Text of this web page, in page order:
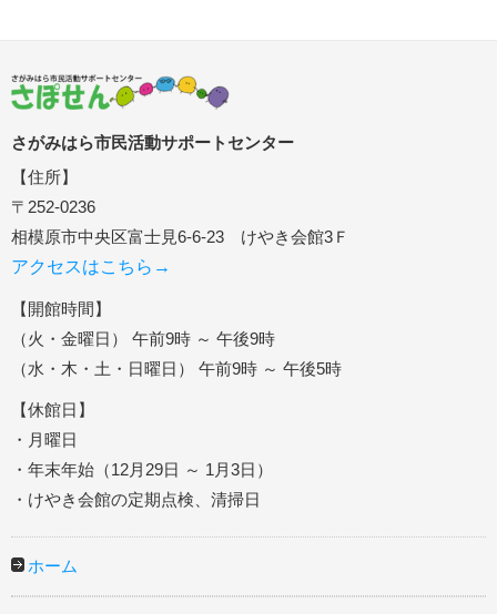
さがみはら市民活動サポートセンター
【住所】
〒252-0236
相模原市中央区富士見6-6-23 けやき会館3Ｆ
アクセスはこちら→
【開館時間】
（火・金曜日） 午前9時 ～ 午後9時
（水・木・土・日曜日） 午前9時 ～ 午後5時
【休館日】
・月曜日
・年末年始（12月29日 ～ 1月3日）
・けやき会館の定期点検、清掃日
ホーム